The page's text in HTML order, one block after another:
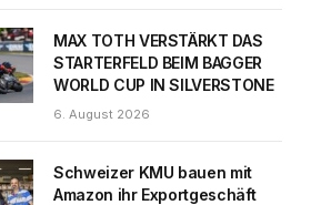
MAX TOTH VERSTÄRKT DAS
STARTERFELD BEIM BAGGER
WORLD CUP IN SILVERSTONE
6. August 2026
Schweizer KMU bauen mit
Amazon ihr Exportgeschäft